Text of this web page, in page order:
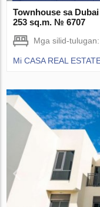
Townhouse sa
253 sq.m. № 6707
Mga silid-
Mi CASA REAL